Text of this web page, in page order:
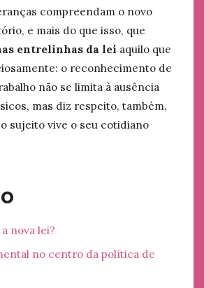
compreendam o novo
e mais do que isso, que
entrelinhas da lei aquilo que
o reconhecimento de
não se limita à ausência
mas diz respeito, também,
sujeito vive o seu cotidiano
nova lei?
no centro da política de